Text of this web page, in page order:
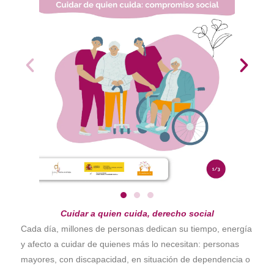
Cuidar a quien cuida, derecho social
Cada día, millones de personas dedican su tiempo, energía
y afecto a cuidar de quienes más lo necesitan: personas
mayores, con discapacidad, en situación de dependencia o